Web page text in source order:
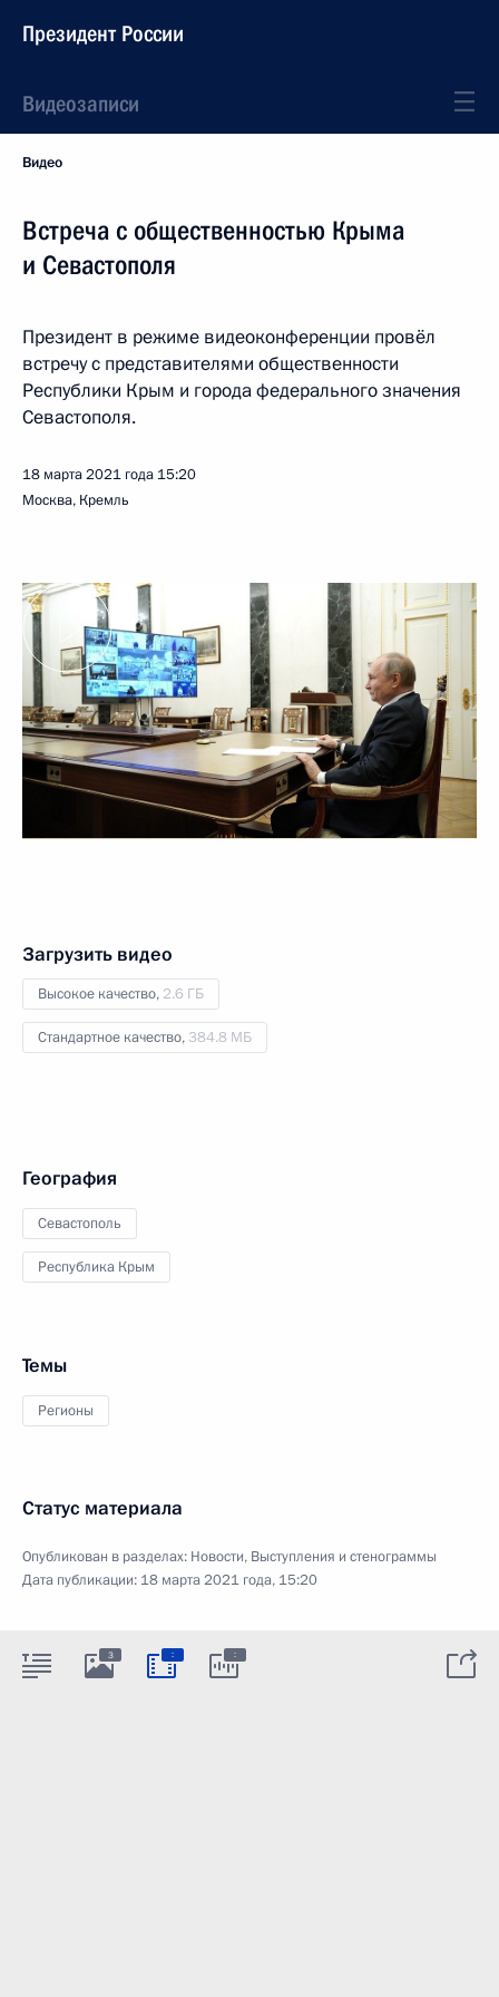
Президент России
Видеозаписи
Видео
Встреча с общественностью Крыма
и Севастополя
Президент в режиме видеоконференции провёл
встречу с представителями общественности
Республики Крым и города федерального значения
Севастополя.
18 марта 2021 года 15:20
Москва, Кремль
Загрузить видео
Высокое качество, 2.6 ГБ
Стандартное качество, 384.8 МБ
География
Севастополь
Республика Крым
Темы
Регионы
Статус материала
Опубликован в разделах: Новости, Выступления и стенограммы
Дата публикации: 18 марта 2021 года, 15:20
3 : :